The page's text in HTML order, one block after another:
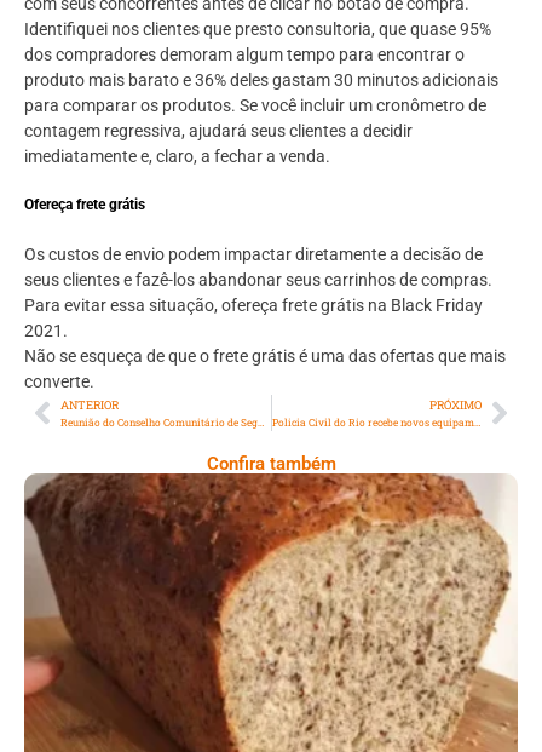
com seus concorrentes antes de clicar no botão de compra.
Identifiquei nos clientes que presto consultoria, que quase 95%
dos compradores demoram algum tempo para encontrar o
produto mais barato e 36% deles gastam 30 minutos adicionais
para comparar os produtos. Se você incluir um cronômetro de
contagem regressiva, ajudará seus clientes a decidir
imediatamente e, claro, a fechar a venda.
Ofereça frete grátis
Os custos de envio podem impactar diretamente a decisão de
seus clientes e fazê-los abandonar seus carrinhos de compras.
Para evitar essa situação, ofereça frete grátis na Black Friday
2021.
Não se esqueça de que o frete grátis é uma das ofertas que mais
converte.
ANTERIOR PRÓXIMO
Policia Civil do Rio recebe novos equipamentos de análise científica
Confira também
Comer Bem: Pão Low Carb